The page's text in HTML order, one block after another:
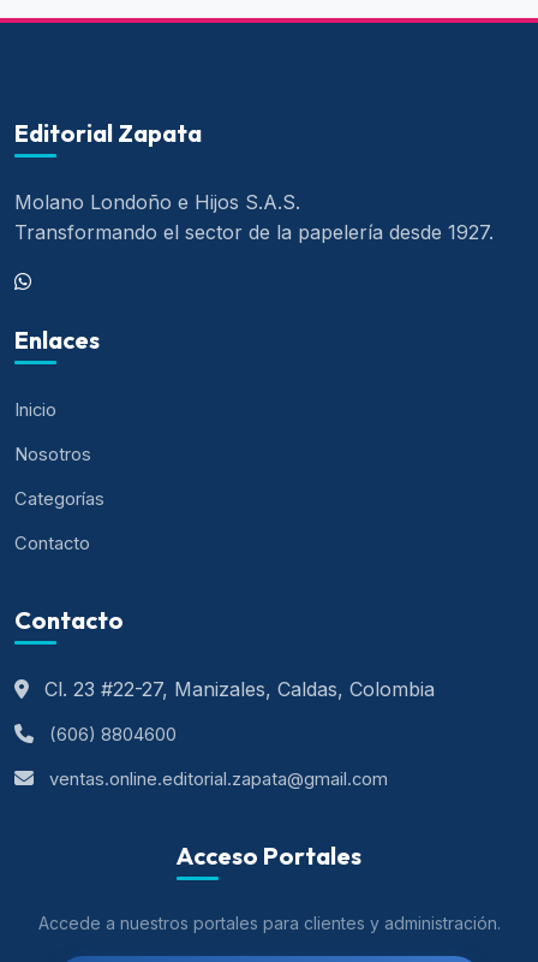
Editorial Zapata
Molano Londoño e Hijos S.A.S.
Transformando el sector de la papelería desde 1927.
Enlaces
Inicio
Nosotros
Categorías
Contacto
Contacto
Cl. 23 #22-27, Manizales, Caldas, Colombia
(606) 8804600
ventas.online.editorial.zapata@gmail.com
Acceso Portales
Accede a nuestros portales para clientes y administración.